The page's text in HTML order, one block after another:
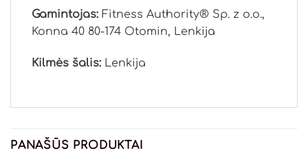
Gamintojas: Fitness Authority® Sp. z o.o.,
Konna 40 80-174 Otomin, Lenkija
Kilmės šalis: Lenkija
PANAŠŪS PRODUKTAI